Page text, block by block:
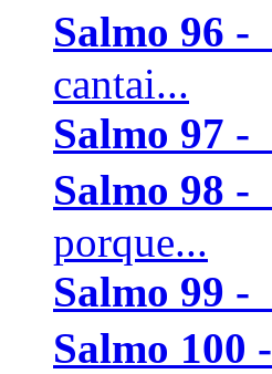
Salmo 96 -
cantai...
Salmo 97 -
Salmo 98 -
porque...
Salmo 99 -
Salmo 100 -